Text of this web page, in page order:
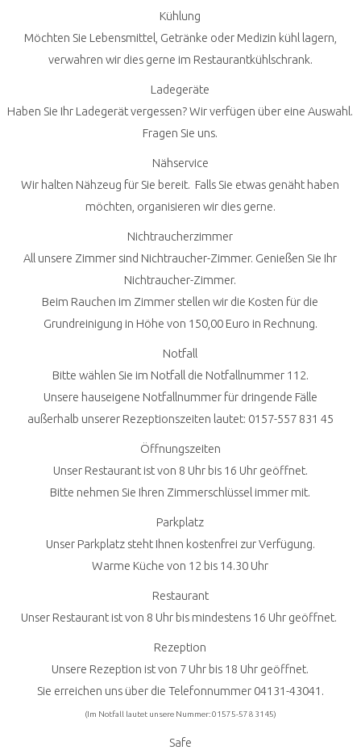
Kühlung
Möchten Sie Lebensmittel, Getränke oder Medizin kühl lagern,
verwahren wir dies gerne im Restaurantkühlschrank.
Ladegeräte
Haben Sie Ihr Ladegerät vergessen? Wir verfügen über eine Auswahl.
Fragen Sie uns.
Nähservice
Wir halten Nähzeug für Sie bereit. Falls Sie etwas genäht haben
möchten, organisieren wir dies gerne.
Nichtraucherzimmer
All unsere Zimmer sind Nichtraucher-Zimmer. Genießen Sie Ihr
Nichtraucher-Zimmer.
Beim Rauchen im Zimmer stellen wir die Kosten für die
Grundreinigung in Höhe von 150,00 Euro in Rechnung.
Notfall
Bitte wählen Sie im Notfall die Notfallnummer 112.
Unsere hauseigene Notfallnummer für dringende Fälle
außerhalb unserer Rezeptionszeiten lautet: 0157-557 831 45
Öffnungszeiten
Unser Restaurant ist von 8 Uhr bis 16 Uhr geöffnet.
Bitte nehmen Sie Ihren Zimmerschlüssel immer mit.
Parkplatz
Unser Parkplatz steht Ihnen kostenfrei zur Verfügung.
Warme Küche von 12 bis 14.30 Uhr
Restaurant
Unser Restaurant ist von 8 Uhr bis mindestens 16 Uhr geöffnet.
Rezeption
Unsere Rezeption ist von 7 Uhr bis 18 Uhr geöffnet.
Sie erreichen uns über die Telefonnummer 04131-43041.
(Im Notfall lautet unsere Nummer: 01575-578 3145)
Safe